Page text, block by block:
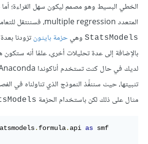
الخطي البسيط وهو مصمم ليكون سهل القراءة؛ أما
المتعدد multiple regression، فسننتقل للتعامل مع الحزمة
StatsModels وهيحزمة بايثونتزودنا
بالإضافة إلى عدة تحليلات أخرى، علمًا أنه ستكون
تثبيتها، حيث سننفِّذ النموذج الذي تناولناه في
مثال على ذلك لكن باستخدام الحزمة
. formula. api as smf